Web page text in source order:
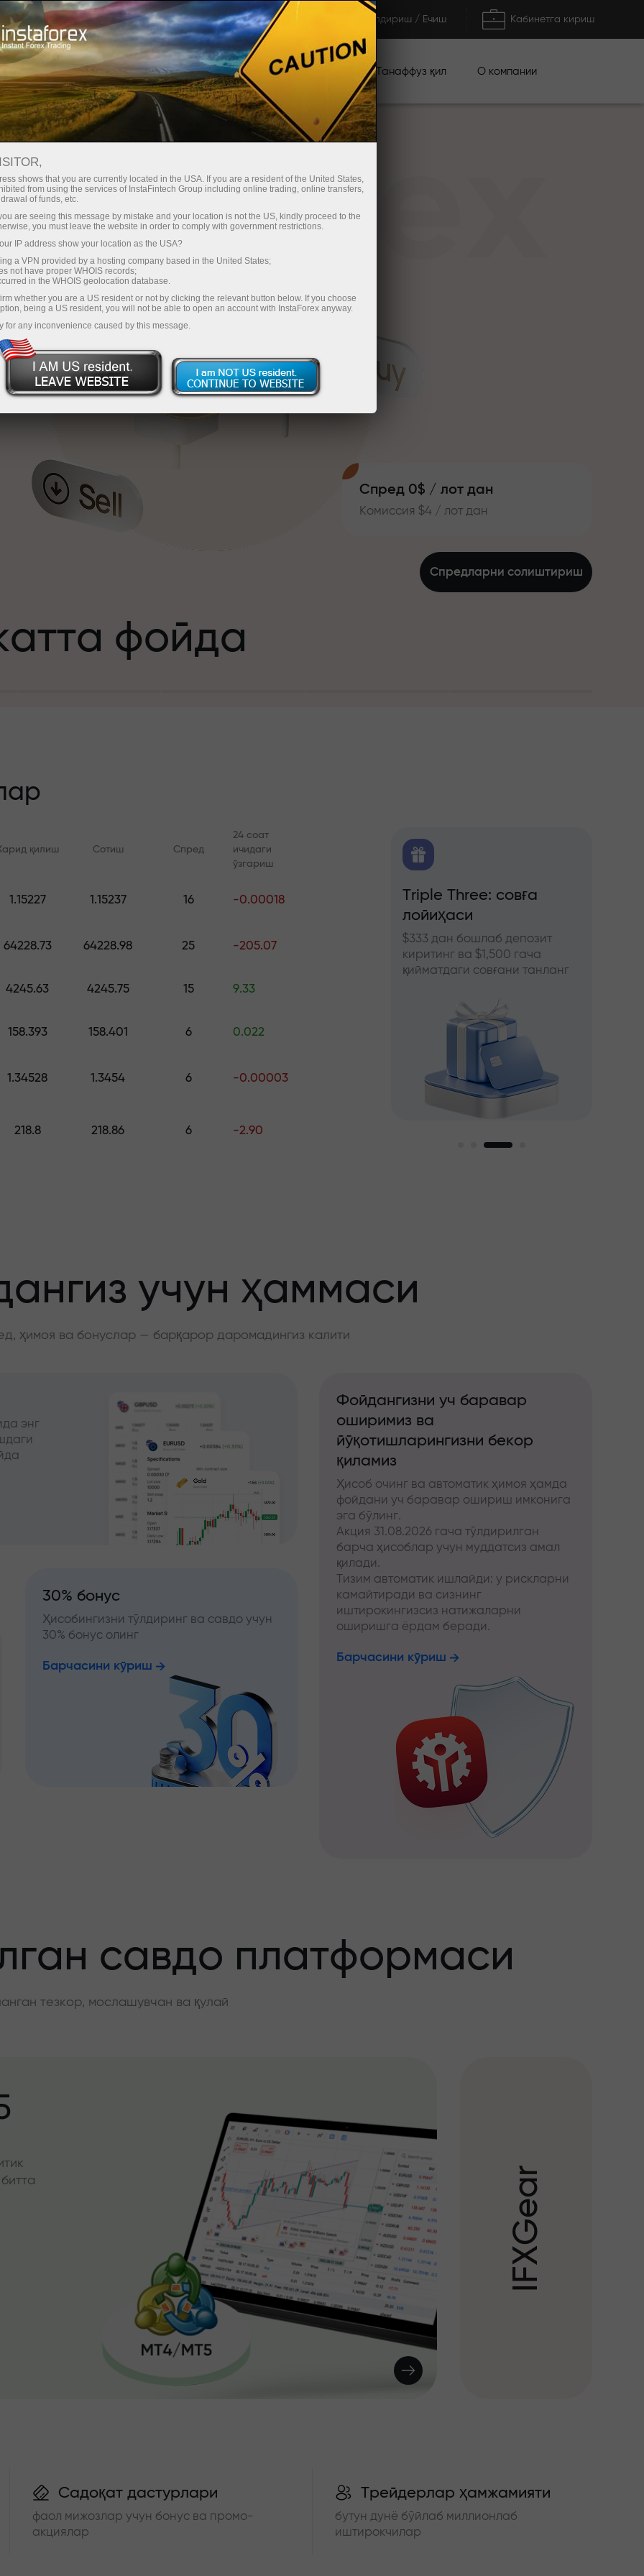
Ҳисоб-варағини тез очиш Савдо платформаси Тўлдириш / Ечиш Кабинетга кириш
Энди иш
учун
Инвесторлар
учун
Ҳамкорлар учун Промоакциялар Танаффуз қил О компании
Спред 0$ / лот дан
Комиссия $4 / лот дан
фойда
учун
жекпоти
— $1,500 гача қийматдаги совғани танланг
қилинг —
— бозордаги
Спредларни солиштириш
қилиш Сотиш Спред
24 соат
ичидаги
ўзгариш
1.15227 1.15237 16 -0.00018
64228.73 64228.98 25 -205.07
4245.63 4245.75 15 9.33
158.393 158.401 6 0.022
1.34528 1.3454 6 -0.00003
218.8 218.86 6 -2.90
Онлайн курслар
курслар ва вебинарлар
FX.CO билан аналитика
Triple Three: совға
лойиҳаси
$333 дан бошлаб депозит
киритинг ва $1,500 гача
қийматдаги совғани танланг
учун ҳаммаси
ҳимоя ва бонуслар — барқарор даромадингиз калити
энг
30% бонус
Ҳисобингизни тўлдиринг ва савдо учун
30% бонус олинг
Барчасини кўриш
Фойдангизни уч баравар
оширимиз ва
йўқотишларингизни бекор
қиламиз
Ҳисоб очинг ва автоматик ҳимоя ҳамда
фойдани уч баравар ошириш имконига
эга бўлинг.
Акция 31.08.2026 гача тўлдирилган
барча ҳисоблар учун муддатсиз амал
қилади.
Тизим автоматик ишлайди: у рискларни
камайтиради ва сизнинг
иштирокингизсиз натижаларни
оширишга ёрдам беради.
Барчасини кўриш
савдо платформаси
тезкор, мослашувчан ва қулай
I
F
X
G
e
a
r
Садоқат дастурлари
фаол мижозлар учун бонус ва промо-
акциялар
Трейдерлар ҳамжамияти
бутун дунё бўйлаб миллионлаб
иштирокчилар
shows that you are currently located in the USA. If you are a resident of the United States,
from using the services of InstaFintech Group including online trading, online transfers,
of funds, etc.
are seeing this message by mistake and your location is not the US, kindly proceed to the
you must leave the website in order to comply with government restrictions.
IP address show your location as the USA?
a VPN provided by a hosting company based in the United States;
not have proper WHOIS records;
in the WHOIS geolocation database.
whether you are a US resident or not by clicking the relevant button below. If you choose
being a US resident, you will not be able to open an account with InstaForex anyway.
for any inconvenience caused by this message.